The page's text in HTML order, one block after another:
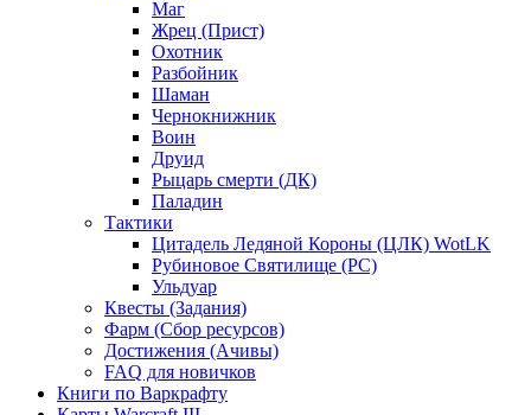
Маг
Жрец (Прист)
Охотник
Разбойник
Шаман
Чернокнижник
Воин
Друид
Рыцарь смерти (ДК)
Паладин
Тактики
Цитадель Ледяной Короны (ЦЛК) WotLK
Рубиновое Святилище (РС)
Ульдуар
Квесты (Задания)
Фарм (Сбор ресурсов)
Достижения (Ачивы)
FAQ для новичков
Книги по Варкрафту